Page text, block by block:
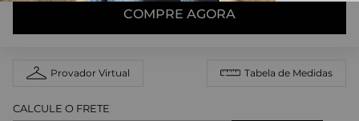
COMPRE AGORA
Provador Virtual Tabela de Medidas